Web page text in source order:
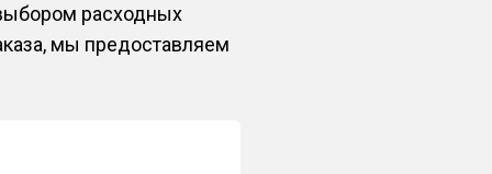
расходных
мы предоставляем